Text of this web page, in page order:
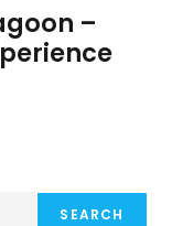
–
SEARCH